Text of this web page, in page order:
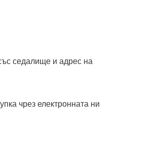
седалище и адрес на
чрез електронната ни